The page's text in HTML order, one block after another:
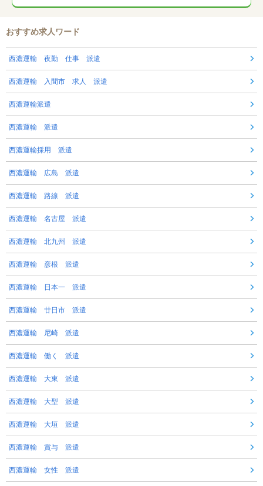
おすすめ求人ワード
西濃運輸 夜勤 仕事 派遣
西濃運輸 入間市 求人 派遣
西濃運輸派遣
西濃運輸 派遣
西濃運輸採用 派遣
西濃運輸 広島 派遣
西濃運輸 路線 派遣
西濃運輸 名古屋 派遣
西濃運輸 北九州 派遣
西濃運輸 彦根 派遣
西濃運輸 日本一 派遣
西濃運輸 廿日市 派遣
西濃運輸 尼崎 派遣
西濃運輸 働く 派遣
西濃運輸 大東 派遣
西濃運輸 大型 派遣
西濃運輸 大垣 派遣
西濃運輸 賞与 派遣
西濃運輸 女性 派遣